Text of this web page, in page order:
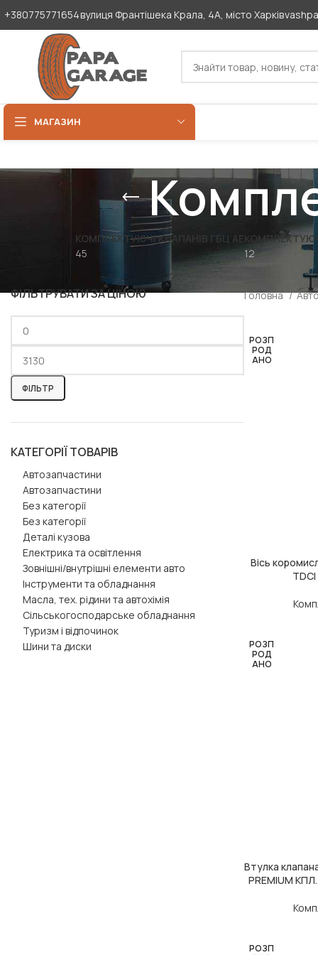
+380775771654вулиця Франтішека Крала, 4А, місто Харків
МАГАЗИН
КОМПЛЕКТУЮЧІ КЛАПАНІВ ГБЦ AE
45
12
ФІЛЬТРУВАТИ ЗА ЦІНОЮ
ФІЛЬТР
КАТЕГОРІЇ ТОВАРІВ
Автозапчастини
Автозапчастини
Без категорії
Без категорії
Деталі кузова
Електрика та освітлення
Зовнішні/внутрішні елементи авто
Інструменти та обладнання
Масла, тех. рідини та автохімія
Сільськогосподарське обладнання
Туризм і відпочинок
Шини та диски
Головна
РОЗП
РОД
АНО
ЧИТАТИ ДАЛІ
Вісь
РОЗП
РОД
АНО
ЧИТАТИ ДАЛІ
Втулка
PREMIUM
РОЗП